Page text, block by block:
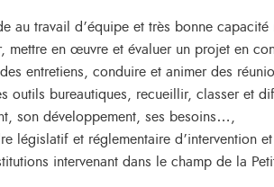
au travail d’équipe et très bonne capacité
mettre en œuvre et évaluer un projet en
entretiens, conduire et animer des
outils bureautiques, recueillir, classer et
son développement, ses besoins…,
législatif et réglementaire d’intervention
intervenant dans le champ de la